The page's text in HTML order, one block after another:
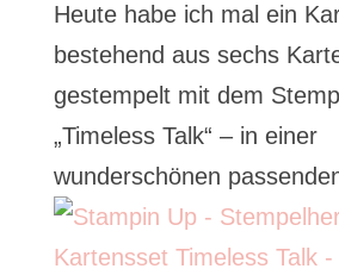
Heute habe ich mal ein
bestehend aus sechs
gestempelt mit dem
„Timeless Talk“ – in einer
wunderschönen